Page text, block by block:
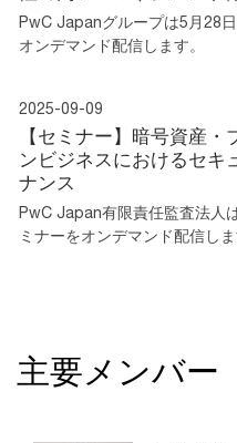
PwC Japanグループは5月28
オンデマンド配信します。
2025-09-09
【セミナー】暗号資産・
ンビジネスにおけるセキ
ナンス
PwC Japan有限責任監査法人
ミナーをオンデマンド配信しま
主要メンバー